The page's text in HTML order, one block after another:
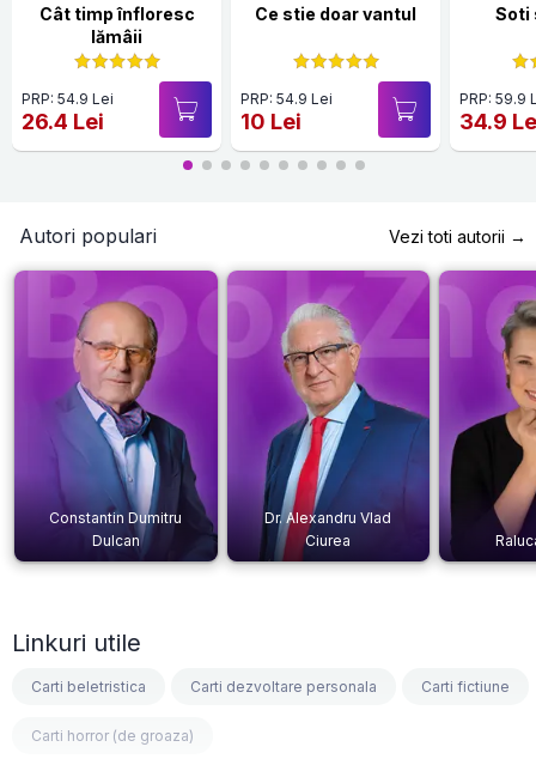
Cât timp înfloresc
lămâii
PRP: 54.9 Lei
26.4 Lei
Ce stie doar vantul
PRP: 54.9 Lei
10 Lei
Soti
PRP: 59.9
34.9
Autori populari Vezi toti autorii →
Constantin Dumitru
Dulcan
Dr. Alexandru Vlad
Ciurea
Linkuri utile
Carti beletristica Carti dezvoltare personala Carti fictiune
Carti horror (de groaza)